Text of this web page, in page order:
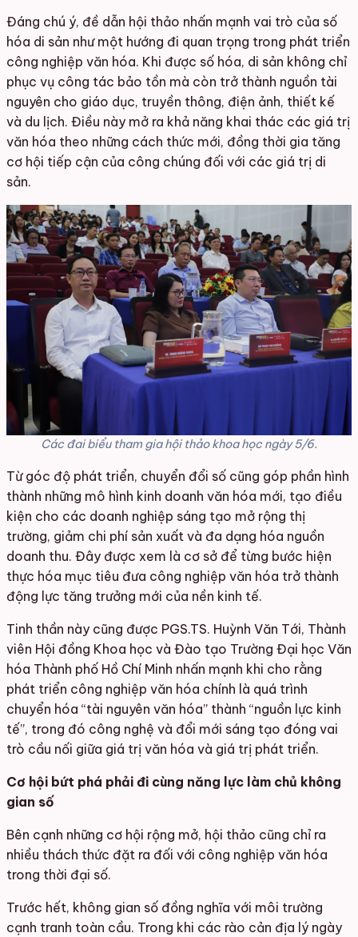
Đáng chú ý, đề dẫn hội thảo nhấn mạnh vai trò của số
hóa di sản như một hướng đi quan trọng trong phát triển
công nghiệp văn hóa. Khi được số hóa, di sản không chỉ
phục vụ công tác bảo tồn mà còn trở thành nguồn tài
nguyên cho giáo dục, truyền thông, điện ảnh, thiết kế
và du lịch. Điều này mở ra khả năng khai thác các giá trị
văn hóa theo những cách thức mới, đồng thời gia tăng
cơ hội tiếp cận của công chúng đối với các giá trị di
sản.
Các đai biểu tham gia hội thảo khoa học ngày 5/6.
Từ góc độ phát triển, chuyển đổi số cũng góp phần hình
thành những mô hình kinh doanh văn hóa mới, tạo điều
kiện cho các doanh nghiệp sáng tạo mở rộng thị
trường, giảm chi phí sản xuất và đa dạng hóa nguồn
doanh thu. Đây được xem là cơ sở để từng bước hiện
thực hóa mục tiêu đưa công nghiệp văn hóa trở thành
động lực tăng trưởng mới của nền kinh tế.
Tinh thần này cũng được PGS.TS. Huỳnh Văn Tới, Thành
viên Hội đồng Khoa học và Đào tạo Trường Đại học Văn
hóa Thành phố Hồ Chí Minh nhấn mạnh khi cho rằng
phát triển công nghiệp văn hóa chính là quá trình
chuyển hóa “tài nguyên văn hóa” thành “nguồn lực kinh
tế”, trong đó công nghệ và đổi mới sáng tạo đóng vai
trò cầu nối giữa giá trị văn hóa và giá trị phát triển.
Cơ hội bứt phá phải đi cùng năng lực làm chủ không
gian số
Bên cạnh những cơ hội rộng mở, hội thảo cũng chỉ ra
nhiều thách thức đặt ra đối với công nghiệp văn hóa
trong thời đại số.
Trước hết, không gian số đồng nghĩa với môi trường
cạnh tranh toàn cầu. Trong khi các rào cản địa lý ngày